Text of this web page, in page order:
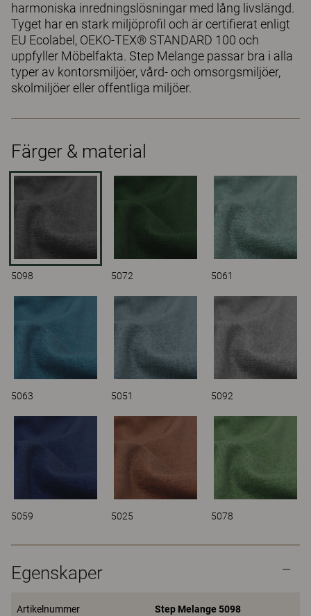
harmoniska inredningslösningar med lång livslängd.
Tyget har en stark miljöprofil och är certifierat enligt
EU Ecolabel, OEKO-TEX® STANDARD 100 och
uppfyller Möbelfakta. Step Melange passar bra i alla
typer av kontorsmiljöer, vård- och omsorgsmiljöer,
skolmiljöer eller offentliga miljöer.
Färger & material
5098 5072 5061
5063 5051 5092
5059 5025 5078
Egenskaper
Artikelnummer Step Melange 5098